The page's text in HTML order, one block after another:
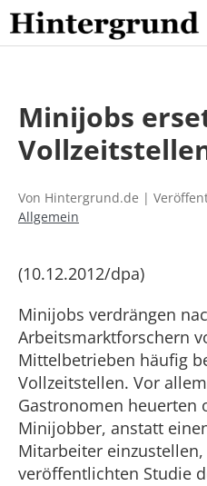
Skip
to
content
Minijobs
Von Hintergrund.de |
Allgemein
(10.12.2012/dpa)
Minijobs verdrängen
Arbeitsmarktforschern
Mittelbetrieben häufig
Vollzeitstellen. Vor
Gastronomen heuerten
Minijobber, anstatt
Mitarbeiter
veröffentlichten Studie